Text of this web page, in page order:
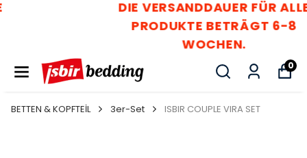
DIE VERSANDDAUER FÜR ALLE
PRODUKTE BETRÄGT 6-8
WOCHEN.
0
BETTEN & KOPFTEİL 3er-Set ISBIR COUPLE VIRA SET